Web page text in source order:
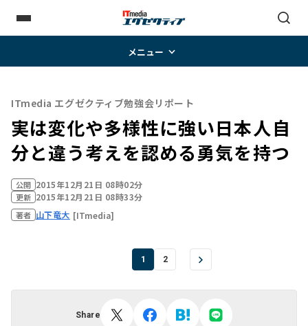
メニュー
ITmedia エグゼクティブ勉強会リポート
実は変化や多様性に強い日本人――自
分と違う考えを認める勇気を持つ
公開 2015年12月21日 08時02分
更新 2015年12月21日 08時33分
著者 山下竜大 [ITmedia]
1 2
Share